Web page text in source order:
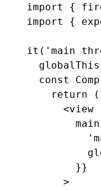
import {
import
{
it ( 'main
  globalThis
  const
Comp
    return
(
      <
view
        }}
      >